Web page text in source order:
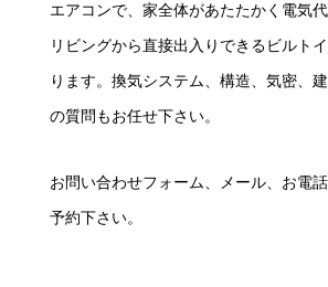
エアコンで、家全体があたたかく電気代
リビングから直接出入りできるビルト
ります。換気システム、構造、気密、
の質問もお任せ下さい。
お問い合わせフォーム、メール、お電
予約下さい。